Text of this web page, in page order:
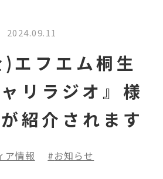
2024.09.11
フエム桐生
リラジオ』様
紹介されます
ア情報 お知らせ